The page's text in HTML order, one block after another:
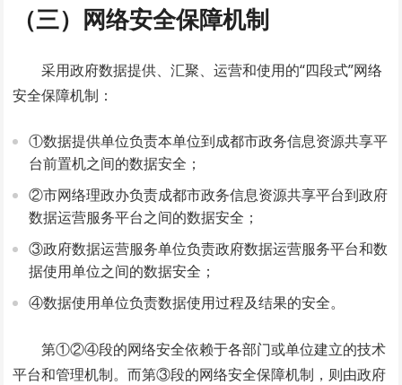
（三）网络安全保障机制
采用政府数据提供、汇聚、运营和使用的“四段式”网络
安全保障机制：
①数据提供单位负责本单位到成都市政务信息资源共享平
台前置机之间的数据安全；
②市网络理政办负责成都市政务信息资源共享平台到政府
数据运营服务平台之间的数据安全；
③政府数据运营服务单位负责政府数据运营服务平台和数
据使用单位之间的数据安全；
④数据使用单位负责数据使用过程及结果的安全。
第①②④段的网络安全依赖于各部门或单位建立的技术
平台和管理机制。而第③段的网络安全保障机制，则由政府